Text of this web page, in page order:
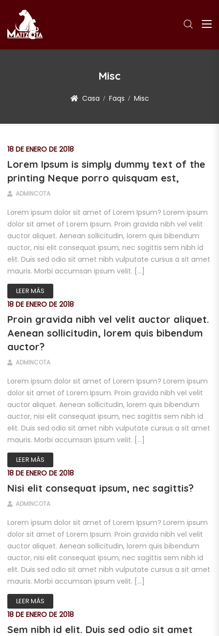
Misc
Casa Faqs Misc
18 DE ENERO DE 2018
Lorem Ipsum is simply dummy text of the
printing Neque porro quisquam est,
ADMINCOTA
Lorem ipsum dolor sit amet of Lorem Ipsum? Lorem ipsum
dolor sit amet of Lorem Ipsum. Proin gravida nibh vel velit
auctor aliquet. Aenean sollicitudin, lorem quis bibendum
auctor, nisi elit consequat ipsum, nec sagittis sem nibh id
elit. Duis sed odio sit amet nibh vulputate cursus a sit amet
mauris. Morbi accumsan ipsum velit. […]
LEER MÁS
18 DE ENERO DE 2018
Proin gravida nibh vel velit auctor aliquet.
Aenean sollicitudin, lorem quis bibendum
auctor?
ADMINCOTA
Lorem ipsum dolor sit amet of Lorem Ipsum? Lorem ipsum
dolor sit amet of Lorem Ipsum. Proin gravida nibh vel velit
auctor aliquet. Aenean sollicitudin, lorem quis bibendum
auctor, nisi elit consequat ipsum, nec sagittis sem nibh id
elit. Duis sed odio sit amet nibh vulputate cursus a sit amet
mauris. Morbi accumsan ipsum velit. […]
LEER MÁS
18 DE ENERO DE 2018
Nisi elit consequat ipsum, nec sagittis?
ADMINCOTA
Lorem ipsum dolor sit amet of Lorem Ipsum? Lorem ipsum
dolor sit amet of Lorem Ipsum. Proin gravida nibh vel velit
auctor aliquet. Aenean sollicitudin, lorem quis bibendum
auctor, nisi elit consequat ipsum, nec sagittis sem nibh id
elit. Duis sed odio sit amet nibh vulputate cursus a sit amet
mauris. Morbi accumsan ipsum velit. […]
LEER MÁS
18 DE ENERO DE 2018
Sem nibh id elit. Duis sed odio sit amet